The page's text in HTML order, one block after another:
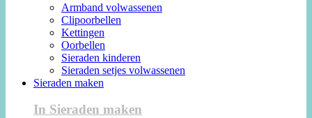
Armband volwassenen
Clipoorbellen
Kettingen
Oorbellen
Sieraden kinderen
Sieraden setjes volwassenen
Sieraden maken
In Sieraden maken